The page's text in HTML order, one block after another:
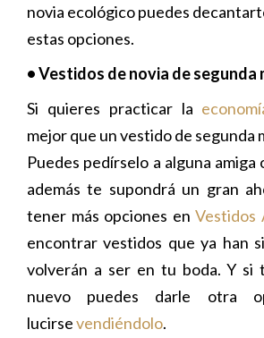
novia ecológico puedes
estas opciones.
• Vestidos de novia de segunda
Si quieres practicar la
mejor que un vestido de segunda
Puedes pedírselo a alguna amiga
además te supondrá un gran
tener más opciones en Vestidos
encontrar vestidos que ya han
volverán a ser en tu boda. Y si
nuevo puedes darle otra
lucirsevendiéndolo.